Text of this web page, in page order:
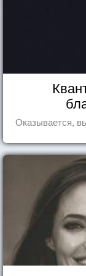
Оказывается,